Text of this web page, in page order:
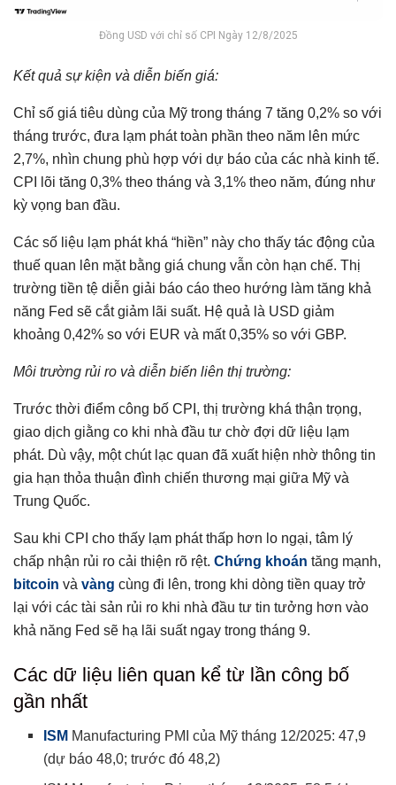
Đồng USD với chỉ số CPI Ngày 12/8/2025
Kết quả sự kiện và diễn biến giá:
Chỉ số giá tiêu dùng của Mỹ trong tháng 7 tăng 0,2% so với
tháng trước, đưa lạm phát toàn phần theo năm lên mức
2,7%, nhìn chung phù hợp với dự báo của các nhà kinh tế.
CPI lõi tăng 0,3% theo tháng và 3,1% theo năm, đúng như
kỳ vọng ban đầu.
Các số liệu lạm phát khá “hiền” này cho thấy tác động của
thuế quan lên mặt bằng giá chung vẫn còn hạn chế. Thị
trường tiền tệ diễn giải báo cáo theo hướng làm tăng khả
năng Fed sẽ cắt giảm lãi suất. Hệ quả là USD giảm
khoảng 0,42% so với EUR và mất 0,35% so với GBP.
Môi trường rủi ro và diễn biến liên thị trường:
Trước thời điểm công bố CPI, thị trường khá thận trọng,
giao dịch giằng co khi nhà đầu tư chờ đợi dữ liệu lạm
phát. Dù vậy, một chút lạc quan đã xuất hiện nhờ thông tin
gia hạn thỏa thuận đình chiến thương mại giữa Mỹ và
Trung Quốc.
Sau khi CPI cho thấy lạm phát thấp hơn lo ngại, tâm lý
chấp nhận rủi ro cải thiện rõ rệt. Chứng khoán tăng mạnh,
bitcoin và vàng cùng đi lên, trong khi dòng tiền quay trở
lại với các tài sản rủi ro khi nhà đầu tư tin tưởng hơn vào
khả năng Fed sẽ hạ lãi suất ngay trong tháng 9.
Các dữ liệu liên quan kể từ lần công bố
gần nhất
ISM Manufacturing PMI của Mỹ tháng 12/2025: 47,9
(dự báo 48,0; trước đó 48,2)